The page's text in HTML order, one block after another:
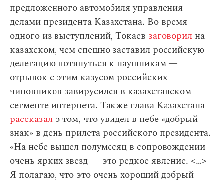
предложенного автомобиля управления
делами президента Казахстана. Во время
одного из выступлений, Токаев заговорил на
казахском, чем спешно заставил российскую
делегацию потянуться к наушникам —
отрывок с этим казусом российских
чиновников завирусился в казахстанском
сегменте интернета. Также глава Казахстана
рассказал о том, что увидел в небе «добрый
знак» в день прилета российского президента.
«На небе вышел полумесяц в сопровождении
очень ярких звезд — это редкое явление. < … >
Я полагаю, что это очень хороший добрый